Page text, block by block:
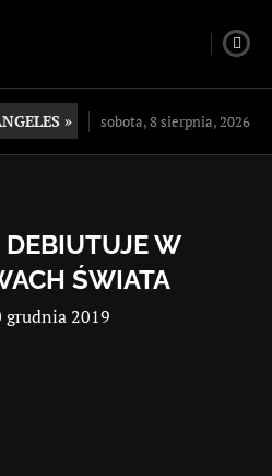
» sobota, 8 sierpnia, 2026
W
ŚWIATA
grudnia 2019